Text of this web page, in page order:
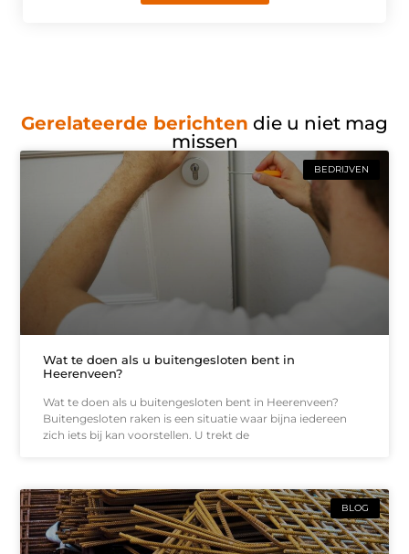
Gerelateerde berichten die u niet mag
missen
BEDRIJVEN
Wat te doen als u buitengesloten bent in
Heerenveen?
Wat te doen als u buitengesloten bent in Heerenveen?
Buitengesloten raken is een situatie waar bijna iedereen
zich iets bij kan voorstellen. U trekt de
BLOG